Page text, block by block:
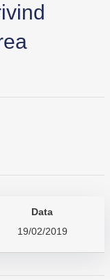
Data
19/02/2019